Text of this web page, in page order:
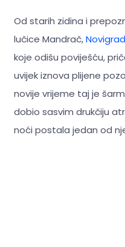
Od starih zidina i
lučice Mandrač,Novigrad
koje odišu poviješću,
uvijek iznova plijene
novije vrijeme taj je
dobio sasvim drukčiju
noći postala jedan od